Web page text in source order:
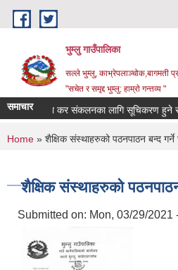
Skip to main content
भुम्लु गाउँपालिका
सल्ले भुम्लु, काभ्रेपलाञ्चोक,बागमती
"सचेत र समृद्द भुम्लु: हाम्राे गन्तव्य "
समाचारविज्ञापन कर संकलनका लागि सूचिकरण हुने
You are here
Home » शैक्षिक संस्थाहरुको पठनपाठन बन्द गर्ने
शैक्षिक संस्थाहरुको
Submitted on: Mon, 03/29/2021